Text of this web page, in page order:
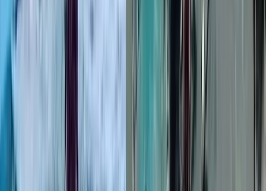
টানা বর্ষণে বরিশাল-ঢাকা মহাসড়কে
খানাখন্দ, ঝুঁকিপূর্ণ গাড়ি চলাচল